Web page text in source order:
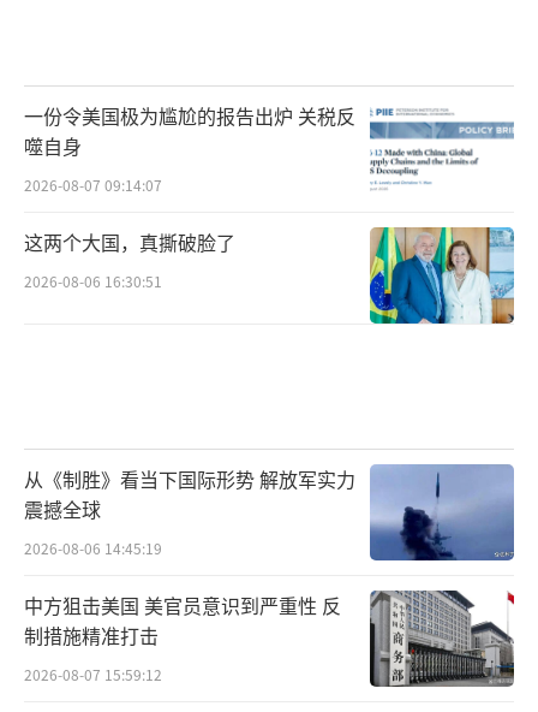
一份令美国极为尴尬的报告出炉 关税反
噬自身
2026-08-07 09:14:07
这两个大国，真撕破脸了
2026-08-06 16:30:51
从《制胜》看当下国际形势 解放军实力
震撼全球
2026-08-06 14:45:19
中方狙击美国 美官员意识到严重性 反
制措施精准打击
2026-08-07 15:59:12